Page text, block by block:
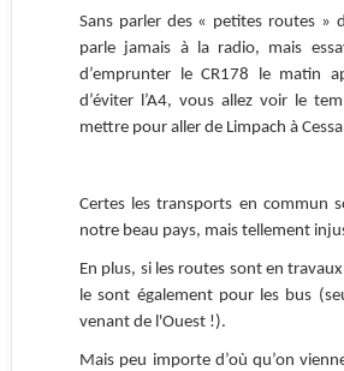
Sans parler des « petites routes »
parle jamais à la radio, mais
d’emprunter le CR178 le matin
d’éviter l’A4,vous allez voir le
mettre pour aller de Limpach à
Certes les transports en commun
notre beau pays, mais tellement
En plus, si les routes sont en
le sont également pour les bus
venant de l'Ouest !).
Mais peu importe d’où qu’on